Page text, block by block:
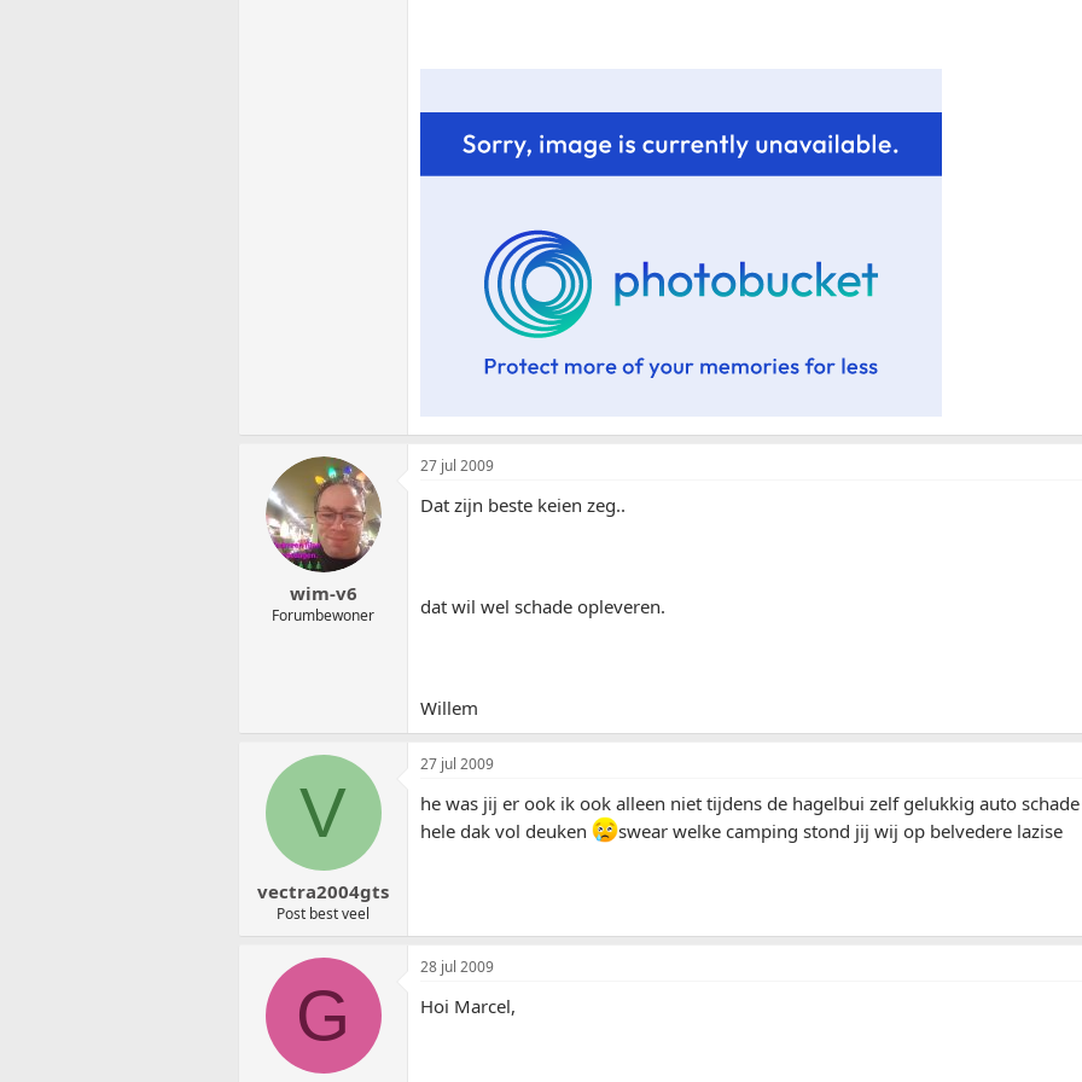
wim-v6
Forumbewoner
27 jul 2009
Dat zijn beste keien zeg..
dat wil wel schade opleveren.
Willem
V
vectra2004gts
Post best veel
27 jul 2009
he was jij er ook ik ook alleen niet tijdens de hagelbui zelf gelukkig auto
hele dak vol deuken
swear welke camping stond jij wij op belvedere lazise
G
28 jul 2009
Hoi Marcel,